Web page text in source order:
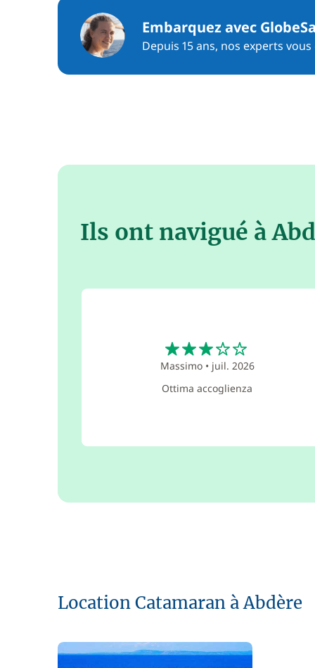
Embarquez avec
Depuis 15 ans, nos experts
Ils ont navigué à
Massimo• juil. 2026
Ottima accoglienza
Location Catamaran à Abdère